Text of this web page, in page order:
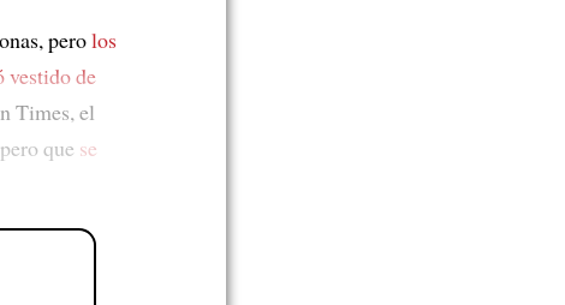
perolos
vestido de
Times, el
que se